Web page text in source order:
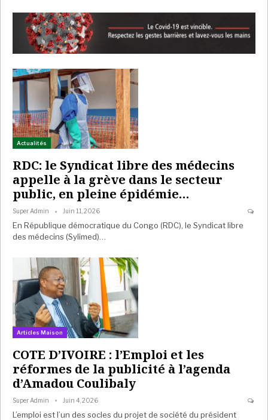
Actualités
RDC: le Syndicat libre des médecins
appelle à la grève dans le secteur
public, en pleine épidémie…
Super Admin Juin 11, 2026
En République démocratique du Congo (RDC), le Syndicat libre
des médecins (Sylimed)…
Articles Maison
COTE D’IVOIRE : l’Emploi et les
réformes de la publicité à l’agenda
d’Amadou Coulibaly
Super Admin Juin 4, 2026
L’emploi est l’un des socles du projet de société du président